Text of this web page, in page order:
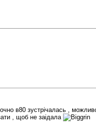
в80 зустрічалась ,
, щоб не заідала